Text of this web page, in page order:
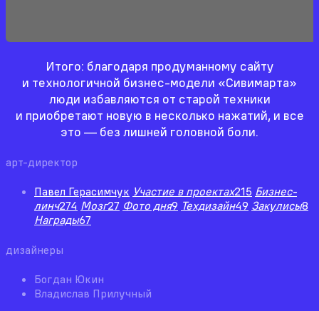
Итого: благодаря продуманному сайту
и технологичной бизнес-модели «Сивимарта»
люди избавляются от старой техники
и приобретают новую в несколько нажатий, и все
это — без лишней головной боли.
арт-директор
Павел Герасимчук Участие в проектах215 Бизнес-
линч274 Мозг27 Фото дня9 Техдизайн49 Закулисы8
Награды67
дизайнеры
Богдан Юкин
Владислав Прилучный